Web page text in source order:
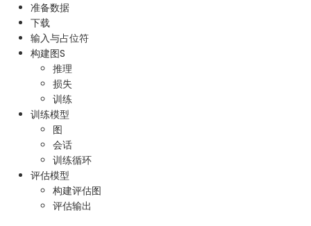
准备数据
下载
输入与占位符
构建图S
推理
损失
训练
训练模型
图
会话
训练循环
评估模型
构建评估图
评估输出